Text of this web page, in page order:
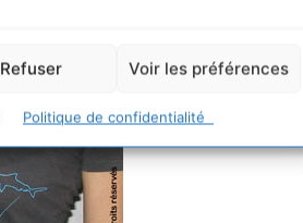
Refuser Voir les préférences
Politique de confidentialité